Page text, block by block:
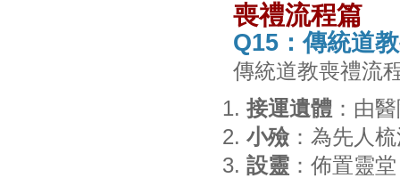
喪禮流程篇
Q15：傳統道
傳統道教喪禮流
接運遺體 ：由
小殮：為先人
設靈 ：佈置靈